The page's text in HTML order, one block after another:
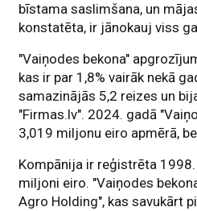
bīstama saslimšana, un
konstatēta, ir jānokauj viss
"Vaiņodes bekona"
kas ir par 1,8% vairāk nekā
samazinājās 5,2 reizes un
"Firmas.lv". 2024. gadā
3,019 miljonu eiro apmērā,
Kompānija ir reģistrēta
miljoni eiro. "Vaiņodes
Agro Holding", kas savukārt